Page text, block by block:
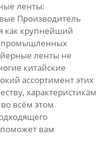
ленты:
Производитель
как крупнейший
промышленных
ленты не
китайские
ассортимент этих
характеристикам
всём этом
поможет вам